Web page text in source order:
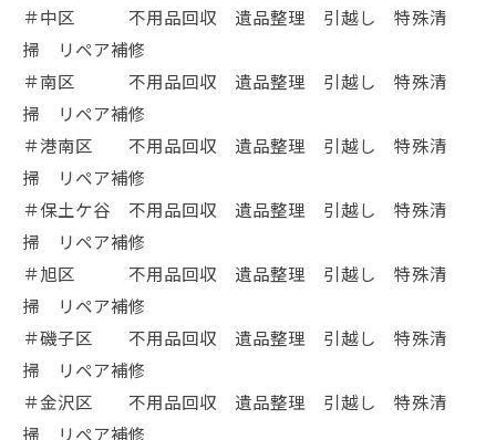
＃中区 不用品回収 遺品整理 引越し 特殊清
掃 リペア補修
＃南区 不用品回収 遺品整理 引越し 特殊清
掃 リペア補修
＃港南区 不用品回収 遺品整理 引越し 特殊清
掃 リペア補修
＃保土ケ谷 不用品回収 遺品整理 引越し 特殊清
掃 リペア補修
＃旭区 不用品回収 遺品整理 引越し 特殊清
掃 リペア補修
＃磯子区 不用品回収 遺品整理 引越し 特殊清
掃 リペア補修
＃金沢区 不用品回収 遺品整理 引越し 特殊清
掃 リペア補修